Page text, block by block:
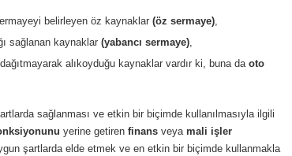
belirleyen öz kaynaklar (öz sermaye),
sağlanan kaynaklar (yabancı sermaye),
dağıtmayarak alıkoyduğu kaynaklar vardır ki, buna da oto
sağlanması ve etkin bir biçimde kullanılmasıyla ilgili
yerine getiren finans veya mali işler
şartlarda elde etmek ve en etkin bir biçimde kullanmakla